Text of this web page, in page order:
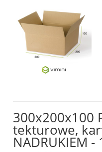
300x200x100
tekturowe,
NADRUKIEM -